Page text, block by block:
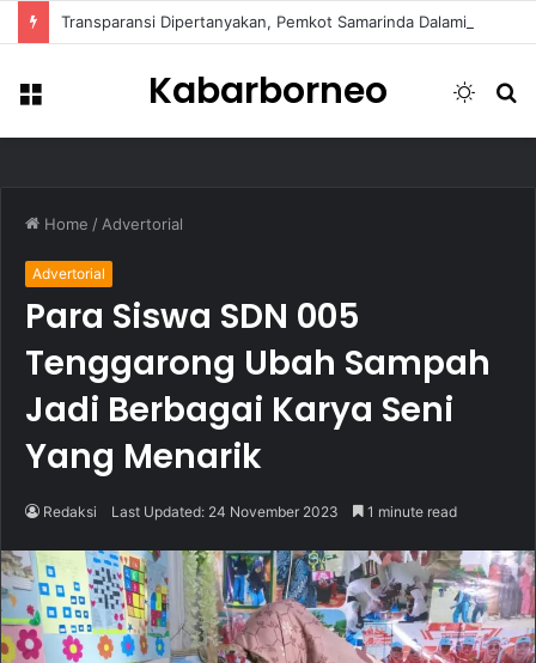
Menu Kabarborneo
Switch
Home / Advertorial
Advertorial
Para Siswa SDN 005
Tenggarong Ubah Sampah
Jadi Berbagai Karya Seni
Yang Menarik
Redaksi Last Updated: 24 November 2023 1 minute read